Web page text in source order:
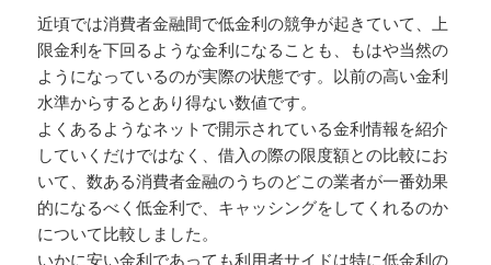
近頃では消費者金融間で低金利の競争が起きていて、上
限金利を下回るような金利になることも、もはや当然の
ようになっているのが実際の状態です。以前の高い金利
水準からするとあり得ない数値です。
よくあるようなネットで開示されている金利情報を紹介
していくだけではなく、借入の際の限度額との比較にお
いて、数ある消費者金融のうちのどこの業者が一番効果
的になるべく低金利で、キャッシングをしてくれるのか
について比較しました。
いかに安い金利であっても利用者サイドは特に低金利の